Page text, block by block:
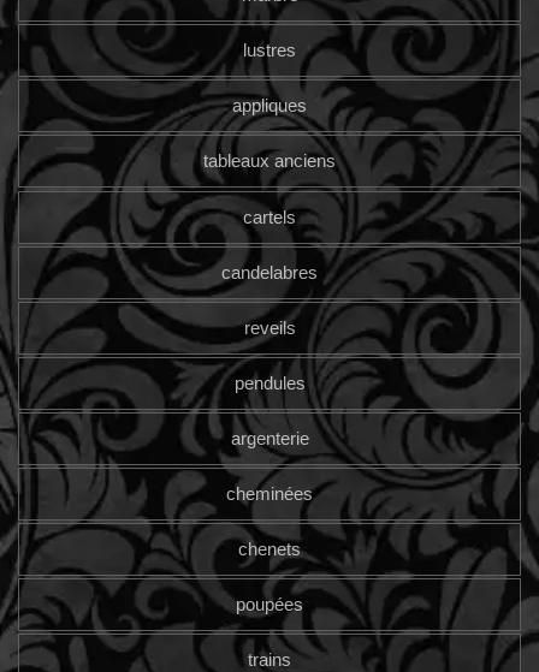
lustres
appliques
tableaux anciens
cartels
candelabres
reveils
pendules
argenterie
cheminées
chenets
poupées
trains